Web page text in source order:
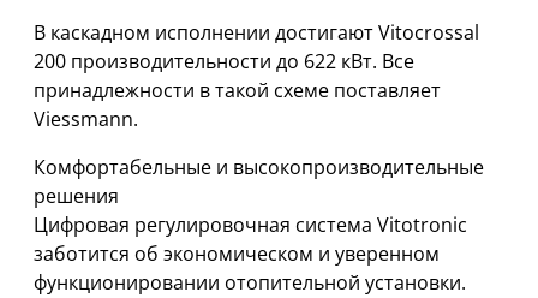
В каскадном исполнении достигают Vitocrossal
200 производительности до 622 кВт. Все
принадлежности в такой схеме поставляет
Viessmann.
Комфортабельные и высокопроизводительные
решения
Цифровая регулировочная система Vitotronic
заботится об экономическом и уверенном
функционировании отопительной установки.